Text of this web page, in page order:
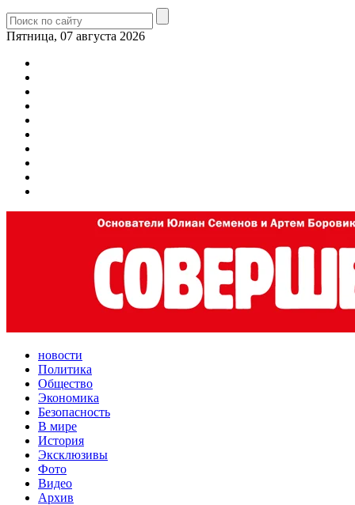
Пятница, 07 августа 2026
новости
Политика
Общество
Экономика
Безопасность
В мире
История
Эксклюзивы
Фото
Видео
Архив